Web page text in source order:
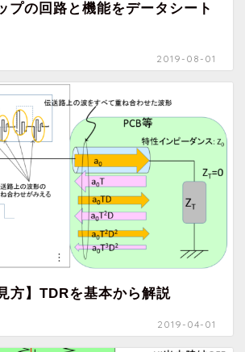
プの回路と機能をデータシート
2019-08-01
方】TDRを基本から解説
2019-04-01